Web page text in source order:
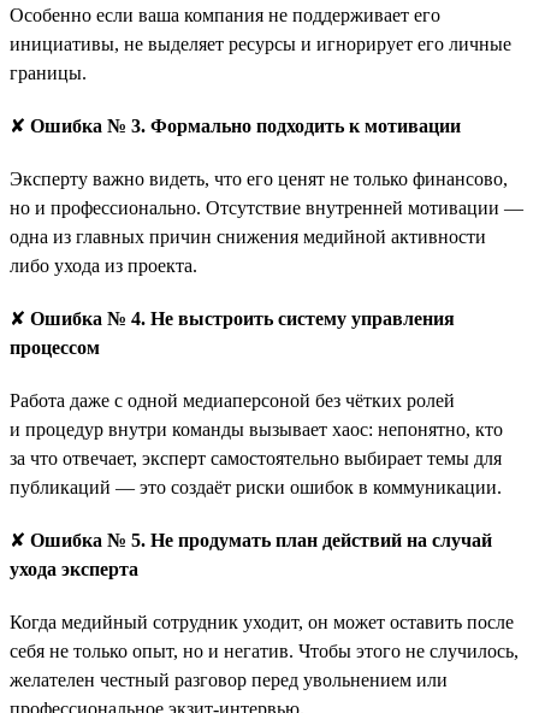
Особенно если ваша компания не поддерживает его
инициативы, не выделяет ресурсы и игнорирует его личные
границы.
✘ Ошибка № 3. Формально подходить к мотивации
Эксперту важно видеть, что его ценят не только финансово,
но и профессионально. Отсутствие внутренней мотивации —
одна из главных причин снижения медийной активности
либо ухода из проекта.
✘ Ошибка № 4. Не выстроить систему управления
процессом
Работа даже с одной медиаперсоной без чётких ролей
и процедур внутри команды вызывает хаос: непонятно, кто
за что отвечает, эксперт самостоятельно выбирает темы для
публикаций — это создаёт риски ошибок в коммуникации.
✘ Ошибка № 5. Не продумать план действий на случай
ухода эксперта
Когда медийный сотрудник уходит, он может оставить после
себя не только опыт, но и негатив. Чтобы этого не случилось,
желателен честный разговор перед увольнением или
профессиональное экзит-интервью.